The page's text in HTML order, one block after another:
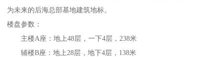
为未来的后海总部基地建筑地标。
楼盘参数：
主楼A座：地上48层，一下4层，238米
辅楼B座：地上28层，地下4层，138米